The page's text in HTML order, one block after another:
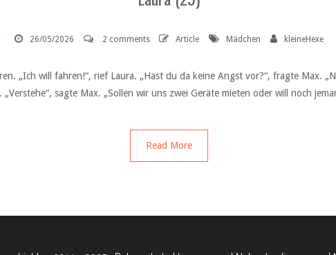
26/05/2026 2 comments Article Mädchen kleineHexe
„Ich will fahren!“, rief Laura. „Hast du da keine Angst vor?“, fragte Max.
sagte Max. „Sollen wir uns zwei Geräte mieten oder will noch
Read More